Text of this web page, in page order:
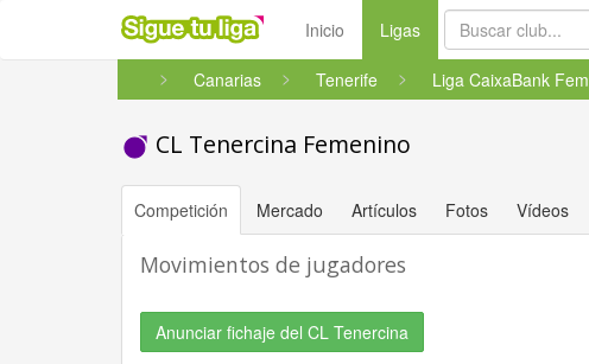
Inicio Ligas(current)
Canarias Tenerife
CL Tenercina Femenino
Competición Mercado Artículos Fotos Vídeos
Movimientos de jugadores
Anunciar fichaje del CL Tenercina